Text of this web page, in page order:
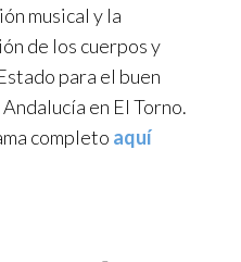
musical y la
de los cuerpos y
para el buen
en El Torno.
completo aquí